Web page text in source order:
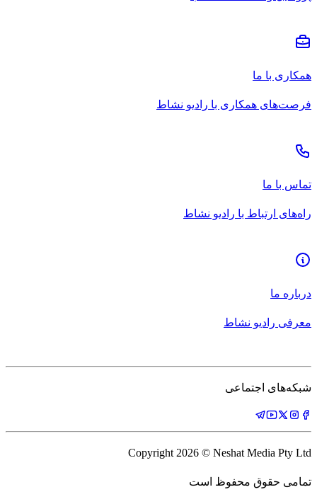
همکاری با ما
فرصت‌های همکاری با رادیو نشاط
تماس با ما
راه‌های ارتباط با رادیو نشاط
درباره ما
معرفی رادیو نشاط
شبکه‌های اجتماعی
Copyright 2026 © Neshat Media Pty Ltd
تمامی حقوق محفوظ است